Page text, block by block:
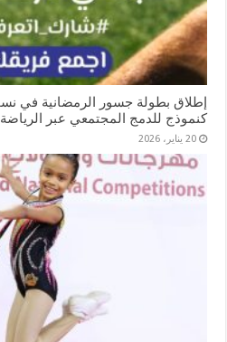
كنموذج للدمج المجتمعي عبر الرياضة
20 يناير، 2026